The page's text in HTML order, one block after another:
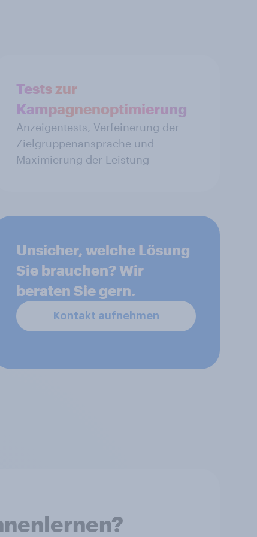
Tests zur
Kampagnenoptimierung
Anzeigentests, Verfeinerung der
Zielgruppenansprache und
Maximierung der Leistung
Unsicher, welche Lösung
Sie brauchen? Wir
beraten Sie gern.
Kontakt aufnehmen